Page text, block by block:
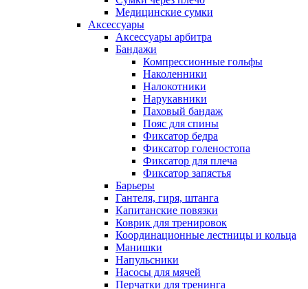
Медицинские сумки
Аксессуары
Аксессуары арбитра
Бандажи
Компрессионные гольфы
Наколенники
Налокотники
Нарукавники
Паховый бандаж
Пояс для спины
Фиксатор бедра
Фиксатор голеностопа
Фиксатор для плеча
Фиксатор запястья
Барьеры
Гантеля, гиря, штанга
Капитанские повязки
Коврик для тренировок
Координационные лестницы и кольца
Манишки
Напульсники
Насосы для мячей
Перчатки для тренинга